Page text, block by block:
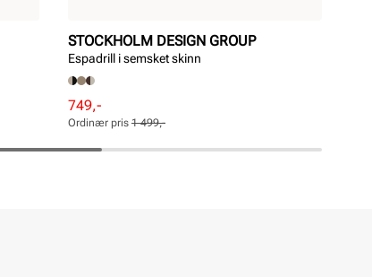
STOCKHOLM DESIGN GROUP
Espadrill i semsket skinn
Rabattert
pris
Pris
749,-
Ordinær
pris
Pris
Ordinær pris 1 499,-